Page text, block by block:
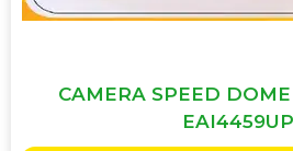
CAMERA SPEED